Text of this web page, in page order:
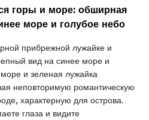
горы и море: обширная
море и голубое небо
прибрежной лужайке и
вид на синее море и
и зеленая лужайка
неповторимую романтическую
характерную для острова.
глаза и видите